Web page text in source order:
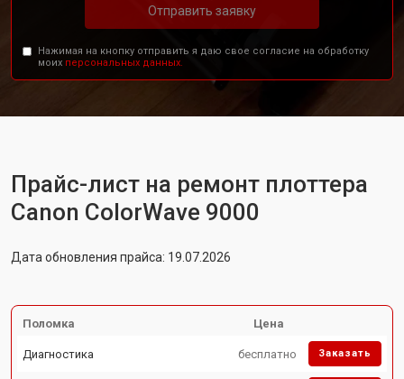
Отправить заявку
Нажимая на кнопку отправить я даю свое согласие на обработку
моих персональных данных.
Прайс-лист на ремонт плоттера
Canon ColorWave 9000
Дата обновления прайса: 19.07.2026
Поломка Цена
Диагностика бесплатно Заказать